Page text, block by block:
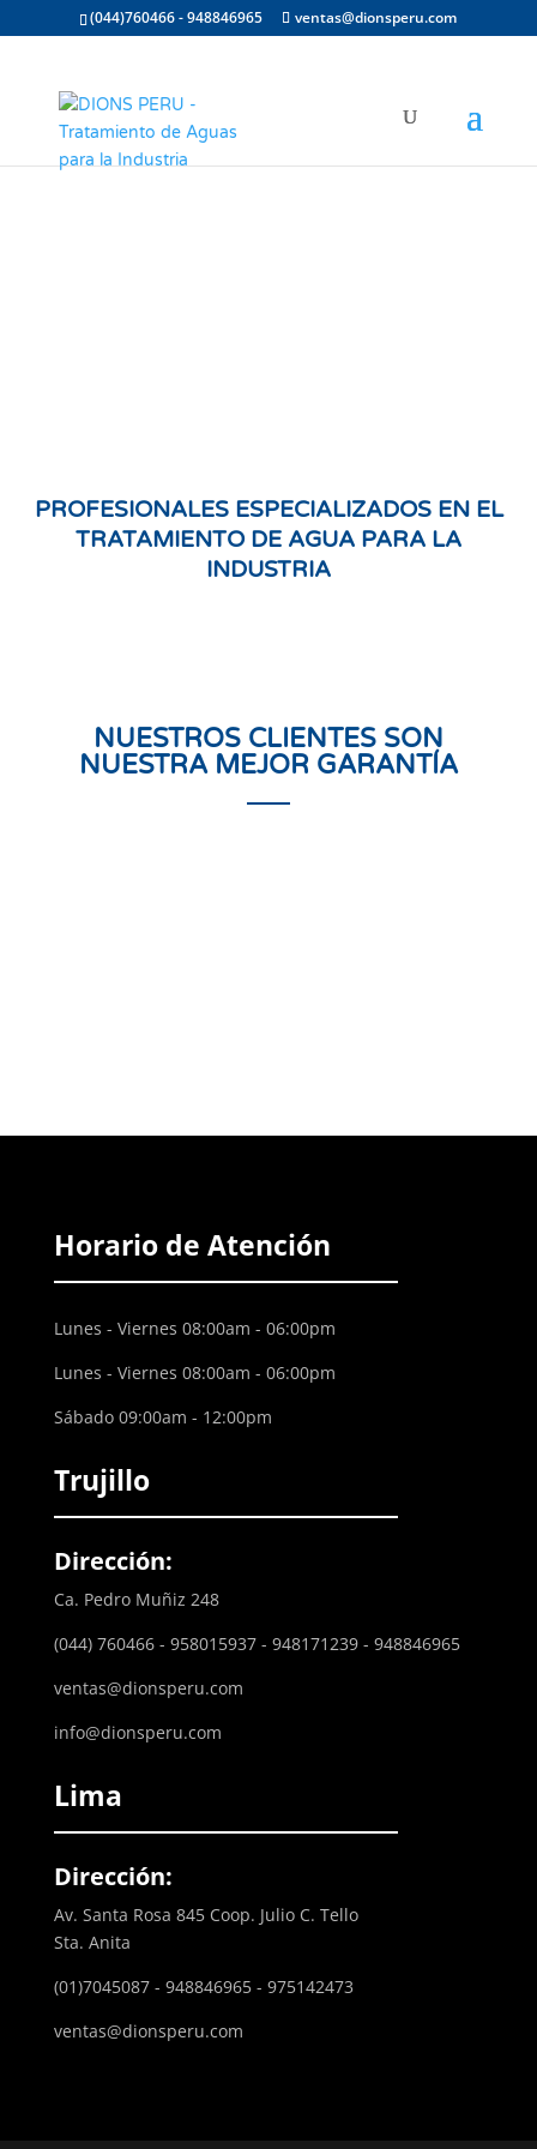
(044)760466 - 948846965 ventas@dionsperu.com
PROFESIONALES ESPECIALIZADOS EN EL
TRATAMIENTO DE AGUA PARA LA
INDUSTRIA
NUESTROS CLIENTES SON
NUESTRA MEJOR GARANTÍA
Horario de Atención
Lunes - Viernes 08:00am - 06:00pm
Lunes - Viernes 08:00am - 06:00pm
Sábado 09:00am - 12:00pm
Trujillo
Dirección:
Ca. Pedro Muñiz 248
(044) 760466 - 958015937 - 948171239 - 948846965
ventas@dionsperu.com
info@dionsperu.com
Lima
Dirección:
Av. Santa Rosa 845 Coop. Julio C. Tello
Sta. Anita
(01)7045087 - 948846965 - 975142473
ventas@dionsperu.com